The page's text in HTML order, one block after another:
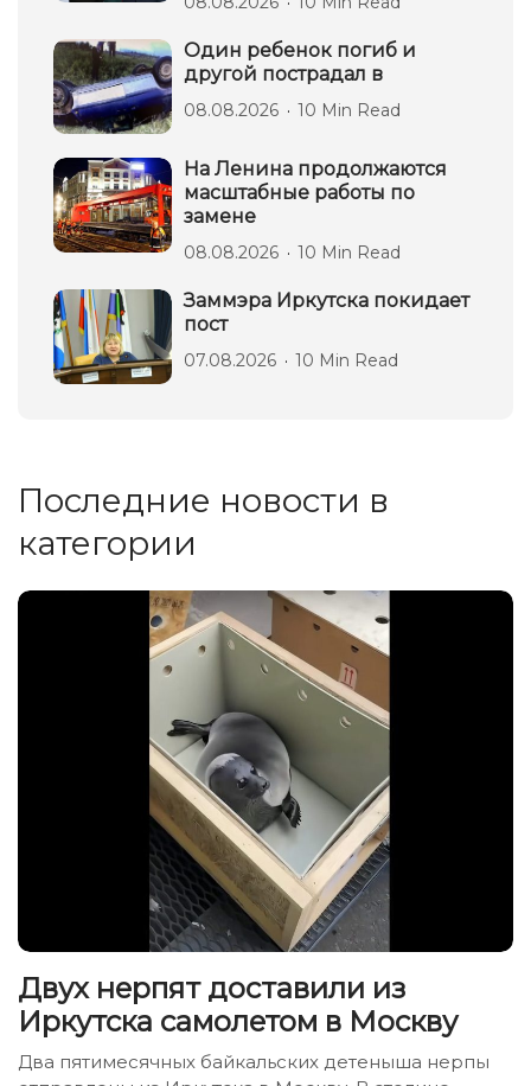
Один ребенок погиб и
другой пострадал в
08.08.2026 10 Min Read
На Ленина продолжаются
масштабные работы по
замене
08.08.2026 10 Min Read
Заммэра Иркутска покидает
пост
07.08.2026 10 Min Read
Последние новости в
категории
Двух нерпят доставили из
Иркутска самолетом в Москву
Два пятимесячных байкальских детеныша нерпы